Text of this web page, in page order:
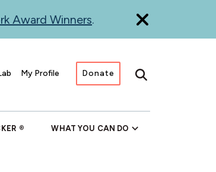
Award Winners.
My Profile Donate
Search
WHAT YOU CAN DO